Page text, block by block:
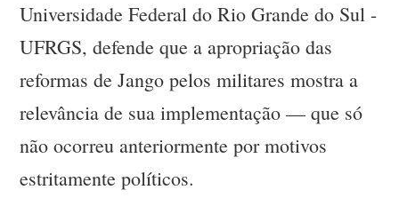
Universidade Federal do Rio Grande do Sul -
UFRGS, defende que a apropriação das
reformas de Jango pelos militares mostra a
relevância de sua implementação — que só
não ocorreu anteriormente por motivos
estritamente políticos.